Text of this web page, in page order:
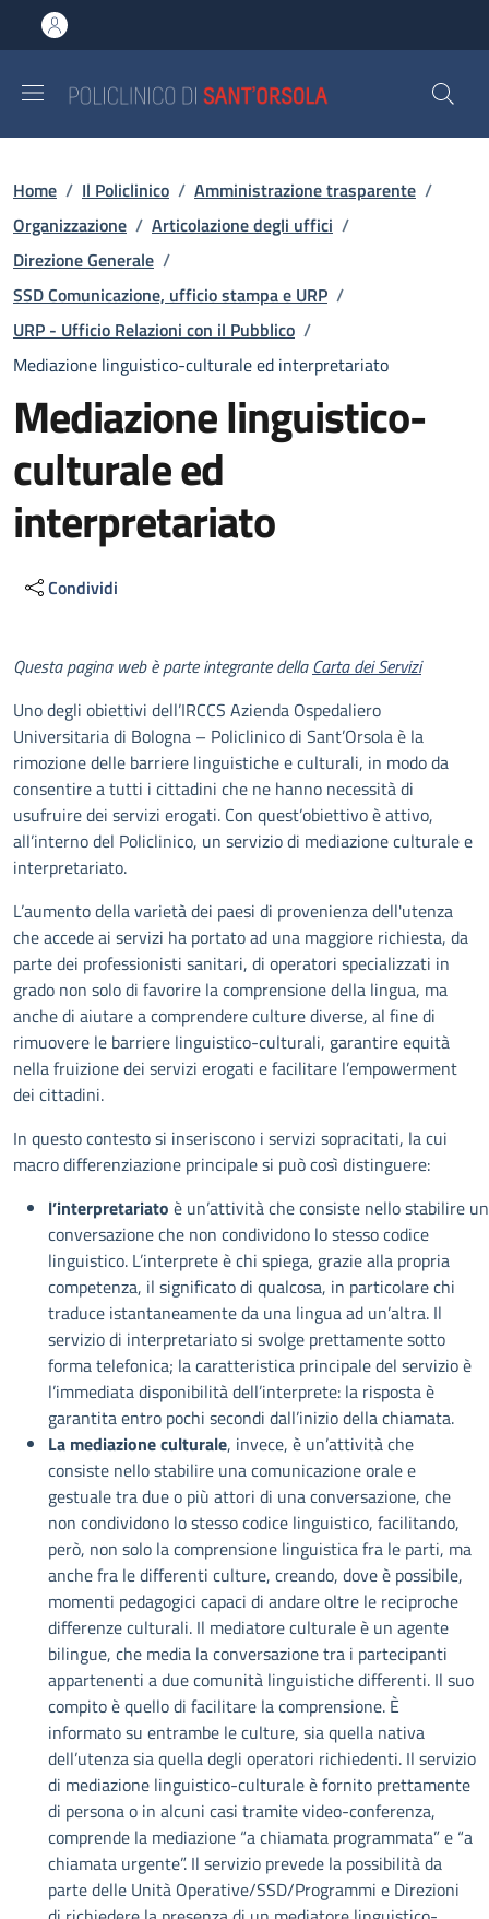
al contenuto principale
to footer content
Briciole di pane
Home / Il Policlinico / Amministrazione trasparente /
Organizzazione / Articolazione degli uffici /
Direzione Generale /
SSD Comunicazione, ufficio stampa e URP /
URP - Ufficio Relazioni con il Pubblico /
Mediazione linguistico-culturale ed interpretariato
Mediazione linguistico-
culturale ed
interpretariato
Condividi
Descrizione
Questa pagina web è parte integrante dellaCarta dei Servizi
Uno degli obiettivi dell’IRCCS Azienda Ospedaliero
Universitaria di Bologna – Policlinico di Sant’Orsola è la
rimozione delle barriere linguistiche e culturali, in modo da
consentire a tutti i cittadini che ne hanno necessità di
usufruire dei servizi erogati. Con quest’obiettivo è attivo,
all’interno del Policlinico, un servizio di mediazione culturale e
interpretariato.
L’aumento della varietà dei paesi di provenienza dell'utenza
che accede ai servizi ha portato ad una maggiore richiesta, da
parte dei professionisti sanitari, di operatori specializzati in
grado non solo di favorire la comprensione della lingua, ma
anche di aiutare a comprendere culture diverse, al fine di
rimuovere le barriere linguistico-culturali, garantire equità
nella fruizione dei servizi erogati e facilitare l’empowerment
dei cittadini.
In questo contesto si inseriscono i servizi sopracitati, la cui
macro differenziazione principale si può così distinguere:
l’interpretariato è un’attività che consiste nello stabilire
conversazione che non condividono lo stesso codice
linguistico. L’interprete è chi spiega, grazie alla propria
competenza, il significato di qualcosa, in particolare chi
traduce istantaneamente da una lingua ad un’altra. Il
servizio di interpretariato si svolge prettamente sotto
forma telefonica; la caratteristica principale del servizio è
l’immediata disponibilità dell’interprete: la risposta è
garantita entro pochi secondi dall’inizio della chiamata.
La mediazione culturale, invece, è un’attività che
consiste nello stabilire una comunicazione orale e
gestuale tra due o più attori di una conversazione, che
non condividono lo stesso codice linguistico, facilitando,
però, non solo la comprensione linguistica fra le parti, ma
anche fra le differenti culture, creando, dove è possibile,
momenti pedagogici capaci di andare oltre le reciproche
differenze culturali. Il mediatore culturale è un agente
bilingue, che media la conversazione tra i partecipanti
appartenenti a due comunità linguistiche differenti. Il suo
compito è quello di facilitare la comprensione. È
informato su entrambe le culture, sia quella nativa
dell’utenza sia quella degli operatori richiedenti. Il servizio
di mediazione linguistico-culturale è fornito prettamente
di persona o in alcuni casi tramite video-conferenza,
comprende la mediazione “a chiamata programmata” e “a
chiamata urgente”. Il servizio prevede la possibilità da
parte delle Unità Operative/SSD/Programmi e Direzioni